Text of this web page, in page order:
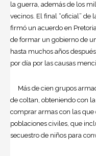
la guerra, además de los
vecinos. El final “oficial” de
firmó un acuerdo en
de formar un gobierno de
hasta muchos años
por día por las causas
Más de cien grupos
de coltan, obteniendo con
comprar armas con las
poblaciones civiles, que
secuestro de niños para